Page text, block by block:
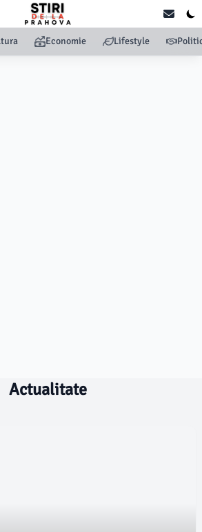
Economie Lifestyle
Actualitate